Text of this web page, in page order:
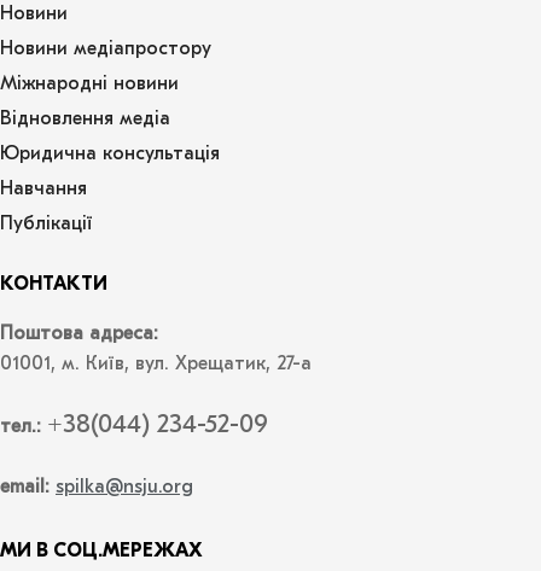
Новини
Новини медіапростору
Міжнародні новини
Відновлення медіа
Юридична консультація
Навчання
Публікації
КОНТАКТИ
Поштова адреса:
01001, м. Київ, вул. Хрещатик, 27-а
тел.: +38(044) 234-52-09
email: spilka@nsju.org
МИ В СОЦ.МЕРЕЖАХ